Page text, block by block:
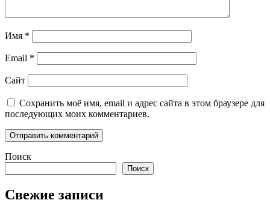
Имя *
Email *
Сайт
Сохранить моё имя, email и адрес сайта в этом браузере для
последующих моих комментариев.
Поиск
Поиск
Свежие записи